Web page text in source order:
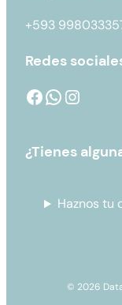
+593
Redes
¿Tienes
Haznos tu
© 2026